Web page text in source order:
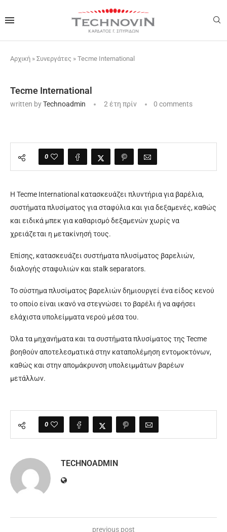
Αρχική » Συνεργάτες » Tecme International
Tecme International
written byTechnoadmin 2 έτη πρίν 0 comments
0
H Tecme International κατασκευάζει πλυντήρια για βαρέλια,
συστήματα πλυσίματος για σταφύλια και για δεξαμενές, καθώς
και ειδικά μπεκ για καθαρισμό δεξαμενών χωρίς να
χρειάζεται η μετακίνησή τους.
Επίσης, κατασκευάζει συστήματα πλυσίματος βαρελιών,
διαλογής σταφυλιών και stalk separators.
Το σύστημα πλυσίματος βαρελιών δημιουργεί ένα είδος κενού
το οποίο είναι ικανό να στεγνώσει το βαρέλι ή να αφήσει
ελάχιστα υπολείμματα νερού μέσα του.
Όλα τα μηχανήματα και τα συστήματα πλυσίματος της Tecme
βοηθούν αποτελεσματικά στην καταπολέμηση εντομοκτόνων,
καθώς και στην απομάκρυνση υπολειμμάτων βαρέων
μετάλλων.
0
TECHNOADMIN
previous post